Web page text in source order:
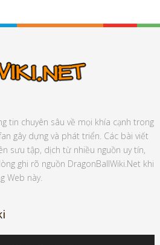
tin chuyên sâu về mọi khía cạnh trong
gây dựng và phát triển. Các bài viết
sưu tập, dịch từ nhiều nguồn uy tín,
ghi rõ nguồn DragonBallWiki.Net khi
Web này.